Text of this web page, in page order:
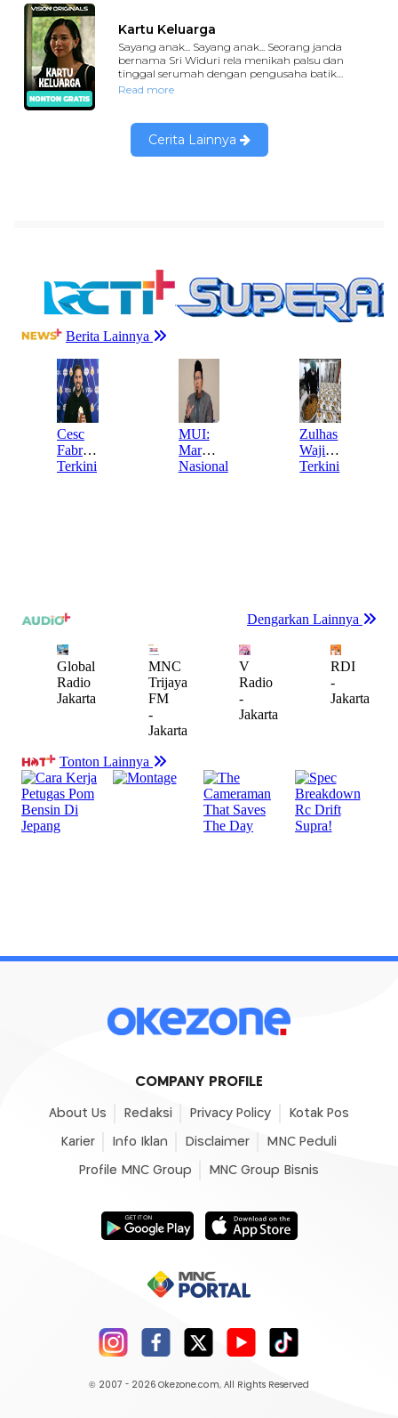
COMPANY PROFILE
About Us Redaksi Privacy Policy Kotak Pos
Karier Info Iklan Disclaimer MNC Peduli
Profile MNC Group MNC Group Bisnis
© 2007 - 2026 Okezone.com, All Rights Reserved